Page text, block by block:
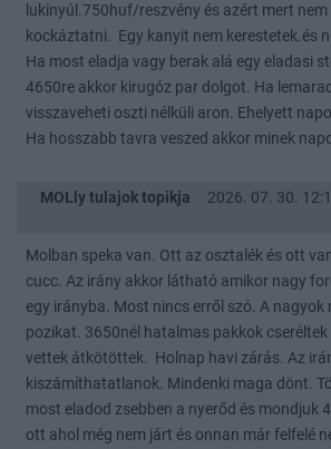
lukinyúl.750huf/reszvény és azért mert
kockáztatni. Egy kanyit nem kerestetek.és
Ha most eladja vagy berak alá egy eladasi
4650re akkor kirugóz par dolgot. Ha
visszaveheti oszti nélküli aron. Ehelyett
Ha hosszabb tavra veszed akkor minek
MOLly tulajok topikja
2026. 07. 30.
Molban speka van. Ott az osztalék és ott
cucc. Az irány akkor látható amikor nagy
egy irányba. Most nincs erről szó. A nagyok
pozikat. 3650nél hatalmas pakkok
vettek átkötöttek. Holnap havi zárás. Az
kiszámíthatatlanok. Mindenki maga dönt.
most eladod zsebben a nyerőd és mondjuk
ott ahol még nem járt és onnan már felfelé